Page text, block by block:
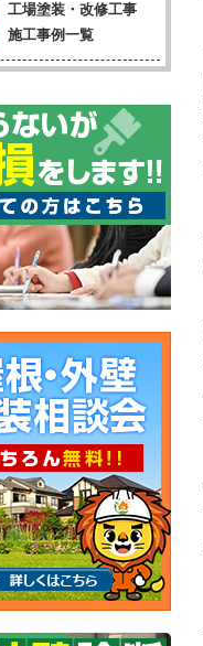
工場塗装・改修工事
施工事例一覧